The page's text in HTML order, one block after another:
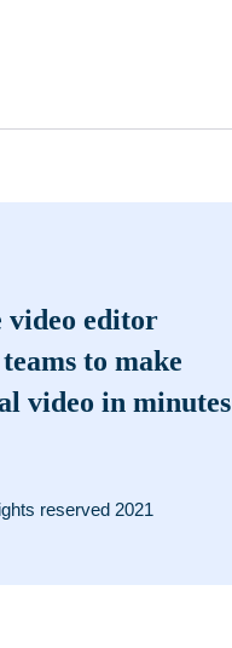
video editor
to make
video in minutes
reserved 2021